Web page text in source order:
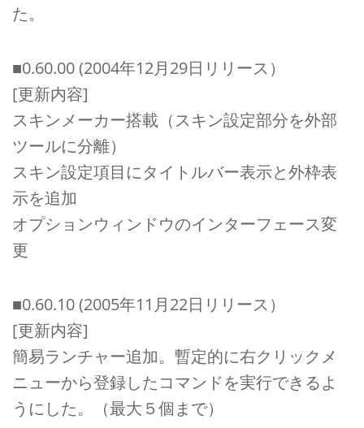
た。
■0.60.00 (2004年12月29日リリース）
[更新内容]
スキンメーカー搭載（スキン設定部分を外部
ツールに分離）
スキン設定項目にタイトルバー表示と外枠表
示を追加
オプションウィンドウのインターフェース変
更
■0.60.10 (2005年11月22日リリース）
[更新内容]
簡易ランチャー追加。暫定的に右クリックメ
ニューから登録したコマンドを実行できるよ
うにした。（最大５個まで）